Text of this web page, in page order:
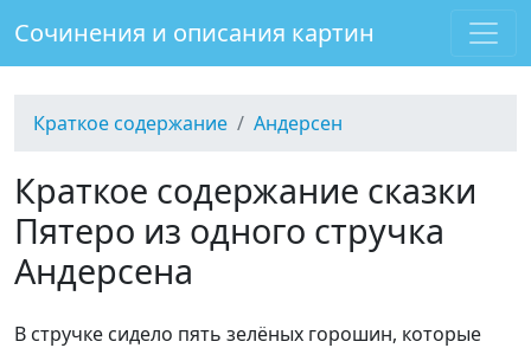
Сочинения и описания картин
Краткое содержание Андерсен
Краткое содержание сказки
Пятеро из одного стручка
Андерсена
В стручке сидело пять зелёных горошин, которые